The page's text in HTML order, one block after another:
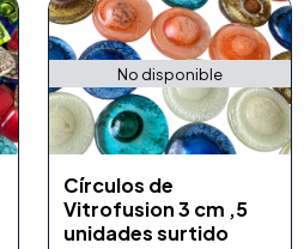
No disponible
Círculos de
Vitrofusion 3 cm ,5
unidades surtido